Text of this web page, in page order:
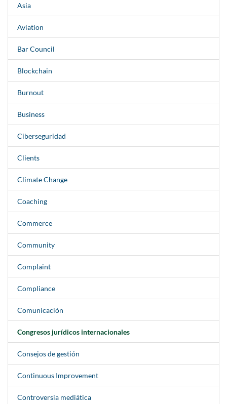
Asia
Aviation
Bar Council
Blockchain
Burnout
Business
Ciberseguridad
Clients
Climate Change
Coaching
Commerce
Community
Complaint
Compliance
Comunicación
Congresos jurídicos internacionales
Consejos de gestión
Continuous Improvement
Controversia mediática